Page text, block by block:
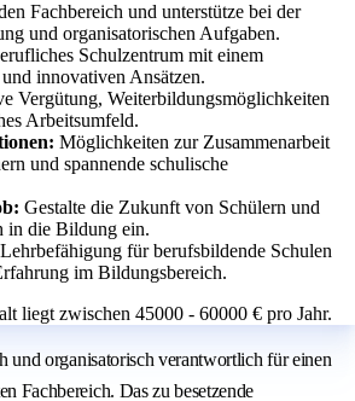
Fachbereich und unterstütze bei der
und organisatorischen Aufgaben.
Schulzentrum mit einem
innovativen Ansätzen.
Vergütung, Weiterbildungsmöglichkeiten
Arbeitsumfeld.
Möglichkeiten zur Zusammenarbeit
und spannende schulische
Gestalte die Zukunft von Schülern und
in die Bildung ein.
Lehrbefähigung für berufsbildende Schulen
im Bildungsbereich.
liegt zwischen 45000 - 60000 € pro Jahr.
und organisatorisch verantwortlich für einen
Fachbereich. Das zu besetzende